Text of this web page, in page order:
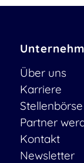
Über uns
Karriere
Stellenbörse
Partner
Kontakt
Newsletter